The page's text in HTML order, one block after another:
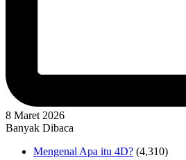
8 Maret 2026
Banyak Dibaca
Mengenal Apa itu 4D? (4,310)